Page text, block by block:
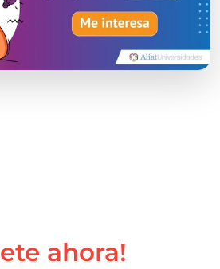
ahora!